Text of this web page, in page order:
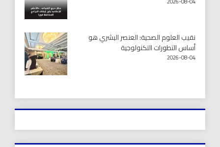
نقيب العلوم الصحية: العنصر البشري هو
أساس التطورات التكنولوجية
2026-08-04